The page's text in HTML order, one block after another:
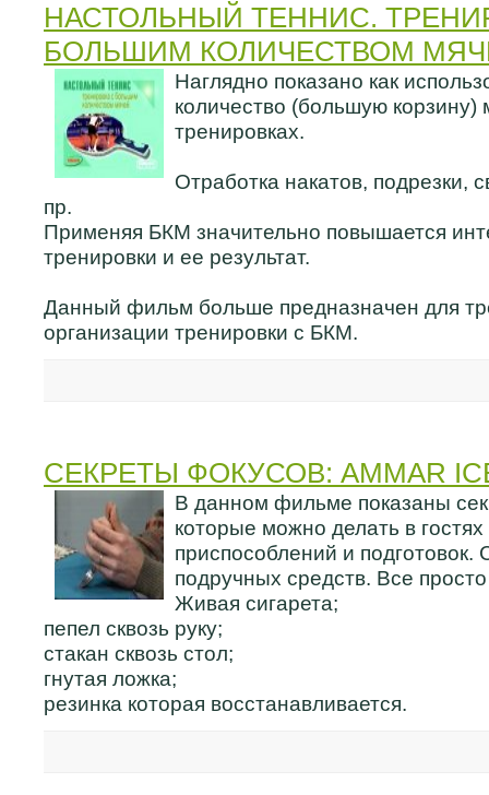
НАСТОЛЬНЫЙ ТЕННИС.
БОЛЬШИМ КОЛИЧЕСТВОМ
Наглядно показано как
количество (большую корзину)
тренировках.
Отработка накатов, подрезки,
пр.
Применяя БКМ значительно повышается
тренировки и ее результат.
Данный фильм больше предназначен для
организации тренировки с БКМ.
СЕКРЕТЫ ФОКУСОВ: AMMAR
В данном фильме показаны
которые можно делать в
приспособлений и
подручных средств. Все
Живая сигарета;
пепел сквозь руку;
стакан сквозь стол;
гнутая ложка;
резинка которая восстанавливается.